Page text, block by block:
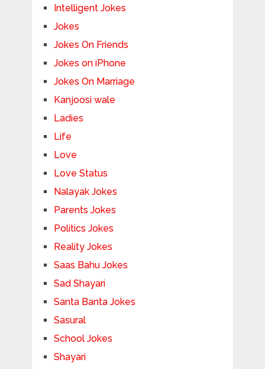
Intelligent Jokes
Jokes
Jokes On Friends
Jokes on iPhone
Jokes On Marriage
Kanjoosi wale
Ladies
Life
Love
Love Status
Nalayak Jokes
Parents Jokes
Politics Jokes
Reality Jokes
Saas Bahu Jokes
Sad Shayari
Santa Banta Jokes
Sasural
School Jokes
Shayari